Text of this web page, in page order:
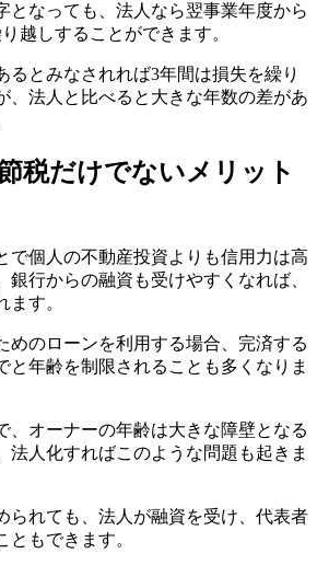
となっても、法人なら翌事業年度から
越しすることができます。
るとみなされれば3年間は損失を繰り
、法人と比べると大きな年数の差があ
税だけでないメリット
で個人の不動産投資よりも信用力は高
銀行からの融資も受けやすくなれば、
す。
めのローンを利用する場合、完済する
と年齢を制限されることも多くなりま
、オーナーの年齢は大きな障壁となる
法人化すればこのような問題も起きま
られても、法人が融資を受け、代表者
ともできます。